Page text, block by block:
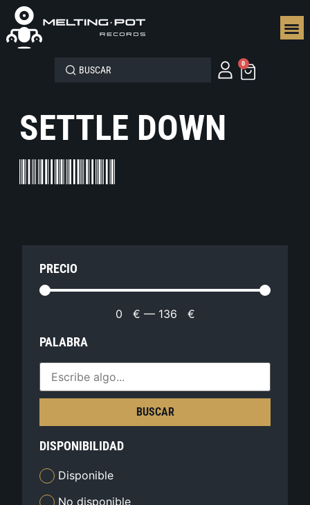
0
SETTLE DOWN
PRECIO
0 € — 136 €
PALABRA
BUSCAR
DISPONIBILIDAD
Disponible
No disponible